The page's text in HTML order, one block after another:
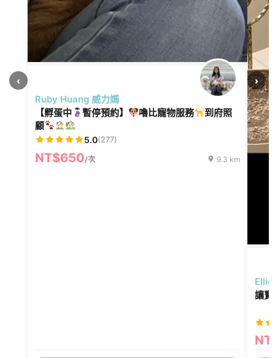
Ruby Huang 威力媽
【孵蛋中
暫停預約】 嚕比寵物服務
到府照
顧
5.0(277)
NT$650/次 9.3 km
Ellie
讓
‹ ›